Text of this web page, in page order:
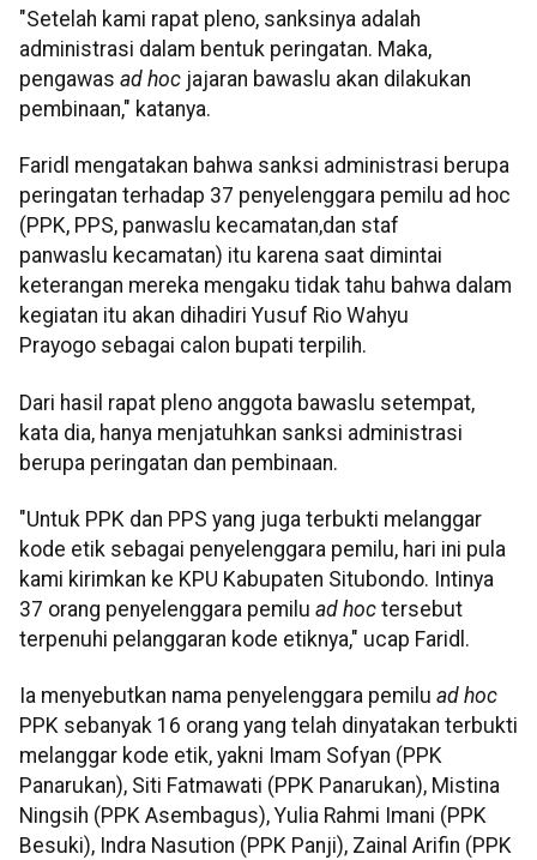
"Setelah kami rapat pleno, sanksinya adalah
administrasi dalam bentuk peringatan. Maka,
pengawas ad hoc jajaran bawaslu akan dilakukan
pembinaan," katanya.
Faridl mengatakan bahwa sanksi administrasi berupa
peringatan terhadap 37 penyelenggara pemilu ad hoc
(PPK, PPS, panwaslu kecamatan,dan staf
panwaslu kecamatan) itu karena saat dimintai
keterangan mereka mengaku tidak tahu bahwa dalam
kegiatan itu akan dihadiri Yusuf Rio Wahyu
Prayogo sebagai calon bupati terpilih.
Dari hasil rapat pleno anggota bawaslu setempat,
kata dia, hanya menjatuhkan sanksi administrasi
berupa peringatan dan pembinaan.
"Untuk PPK dan PPS yang juga terbukti melanggar
kode etik sebagai penyelenggara pemilu, hari ini pula
kami kirimkan ke KPU Kabupaten Situbondo. Intinya
37 orang penyelenggara pemilu ad hoc tersebut
terpenuhi pelanggaran kode etiknya," ucap Faridl.
Ia menyebutkan nama penyelenggara pemilu ad hoc
PPK sebanyak 16 orang yang telah dinyatakan terbukti
melanggar kode etik, yakni Imam Sofyan (PPK
Panarukan), Siti Fatmawati (PPK Panarukan), Mistina
Ningsih (PPK Asembagus), Yulia Rahmi Imani (PPK
Besuki), Indra Nasution (PPK Panji), Zainal Arifin (PPK